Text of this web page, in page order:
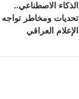
الذكاء الاصطناعي..
تحديات ومخاطر تواجه
الإعلام العراقي